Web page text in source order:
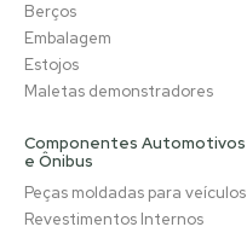
Berços
Embalagem
Estojos
Maletas demonstradores
Componentes Automotivos
e Ônibus
Peças moldadas para veículos
Revestimentos Internos